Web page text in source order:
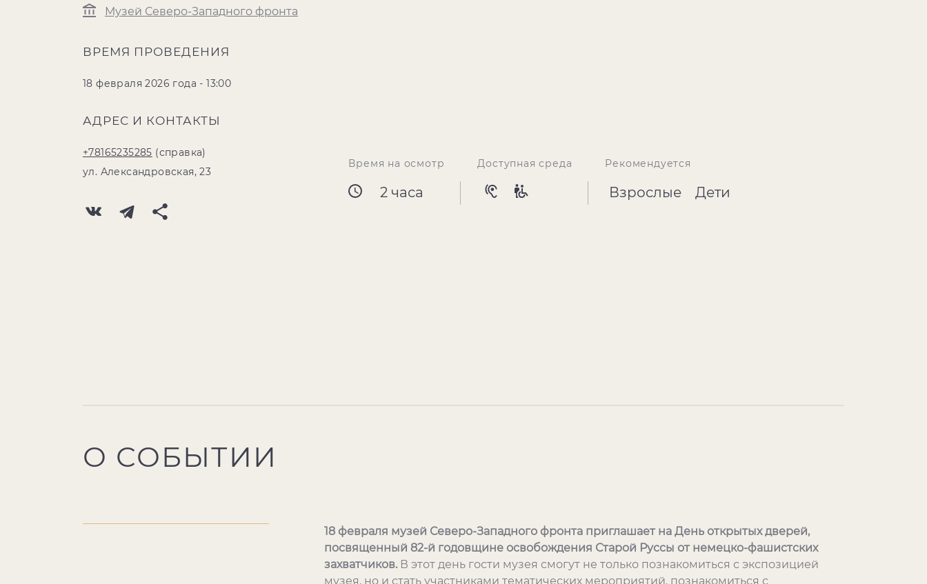
Музей Северо-Западного фронта
ВРЕМЯ ПРОВЕДЕНИЯ
18 февраля 2026 года - 13:00
АДРЕС И КОНТАКТЫ
+78165235285 (справка)
ул. Александровская, 23
Время на осмотр
2 часа
Доступная среда Рекомендуется
Взрослые Дети
О СОБЫТИИ
18 февраля музей Северо-Западного фронта приглашает на День открытых дверей,
посвященный 82-й годовщине освобождения Старой Руссы от немецко-фашистских
захватчиков. В этот день гости музея смогут не только познакомиться с экспозицией
музея, но и стать участниками тематических мероприятий, познакомиться с